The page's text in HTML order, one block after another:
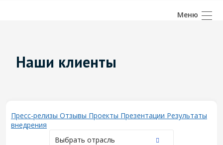
Наши клиенты
Пресс-релизы Отзывы Проекты Презентации Результаты
внедрения
Выбрать отрасль